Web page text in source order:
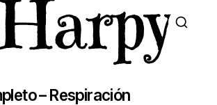
– Respiración